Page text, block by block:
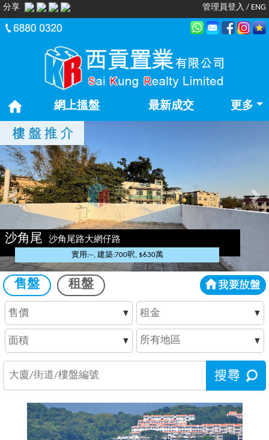
分享 管理員登入 / ENG
網上搵盤 最新成交 更多
沙角尾 沙角尾路大網仔路
實用:--, 建築:700呎, $630萬
Previous
售盤 租盤